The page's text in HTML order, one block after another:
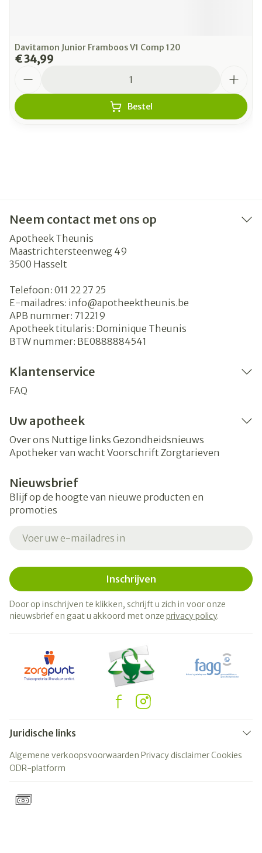
Davitamon Junior Framboos V1 Comp 120
€ 34,99
Bestel
Neem contact met ons op
Apotheek Theunis
Maastrichtersteenweg 49
3500 Hasselt
Telefoon: 011 22 27 25
E-mailadres: info@apotheektheunis.be
APB nummer: 712219
Apotheek titularis: Dominique Theunis
BTW nummer: BE0888884541
Klantenservice
FAQ
Uw apotheek
Over ons Nuttige links Gezondheidsnieuws
Apotheker van wacht Voorschrift Zorgtarieven
Nieuwsbrief
Blijf op de hoogte van nieuwe producten en
promoties
Inschrijven
Door op inschrijven te klikken, schrijft u zich in voor onze
nieuwsbrief en gaat u akkoord met onze privacy policy.
Juridische links
Algemene verkoopsvoorwaarden Privacy disclaimerCookies
ODR-platform